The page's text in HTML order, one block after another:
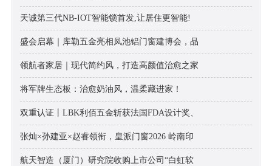
天诚第三代NB-IOT智能锁首发,让居住更智能!
盛会启幕｜库勒五金亮相凤池铝门窗建博会，品
领航者家居｜现代简约风，打造高颜值治愈之家
将军牌生态板：治愈奶油风，温柔藏进家！
双重认证丨LBK利佰五金斩获法国FDA设计奖、
张灿×孙建亚×赵睿领衔，皇派门窗2026 岭南印
航天智造（厦门）研究院收购上市公司“白虹软